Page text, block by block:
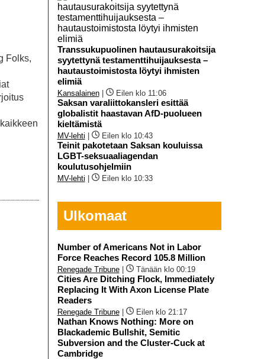
Folks,
Transsukupuolinen hautausurakoitsija
syytettynä testamenttihuijauksesta –
hautaustoimistosta löytyi ihmisten
elimiä
Kansalainen| Eilen klo 11:06
Saksan varaliittokansleri esittää
globalistit haastavan AfD-puolueen
kieltämistä
MV-lehti Eilen klo 10:43
Teinit pakotetaan Saksan kouluissa
LGBT-seksuaaliagendan
koulutusohjelmiin
MV-lehti Eilen klo 10:33
Ulkomaat
Number of Americans Not in Labor
Force Reaches Record 105.8 Million
Renegade Tribune| Tänään klo 00:19
Cities Are Ditching Flock, Immediately
Replacing It With Axon License Plate
Readers
Renegade Tribune| Eilen klo 21:17
Nathan Knows Nothing: More on
Blackademic Bullshit, Semitic
Subversion and the Cluster-Cuck at
Cambridge